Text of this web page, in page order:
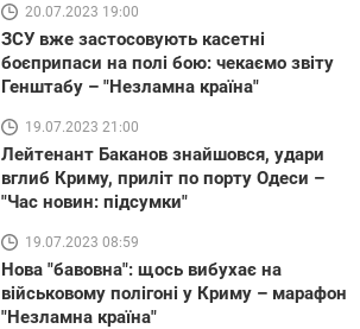
20.07.2023 19:00
ЗСУ вже застосовують касетні
боєприпаси на полі бою: чекаємо звіту
Генштабу – "Незламна країна"
19.07.2023 21:00
Лейтенант Баканов знайшовся, удари
вглиб Криму, приліт по порту Одеси –
"Час новин: підсумки"
19.07.2023 08:59
Нова "бавовна": щось вибухає на
військовому полігоні у Криму – марафон
"Незламна країна"